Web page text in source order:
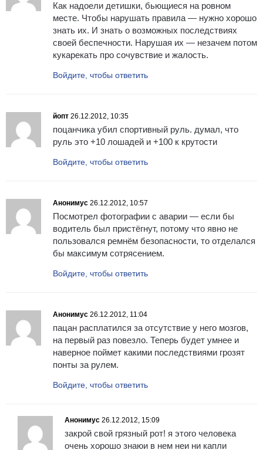
Как надоели детишки, бьющиеся на ровном
месте. Чтобы нарушать правила — нужно хорошо
знать их. И знать о возможных последствиях
своей беспечности. Нарушая их — незачем потом
кукарекать про сочувствие и жалость.
Войдите, чтобы ответить
йопт 26.12.2012, 10:35
поцанчика убил спортивный руль. думал, что
руль это +10 лошадей и +100 к крутости
Войдите, чтобы ответить
Анонимус 26.12.2012, 10:57
Посмотрел фотографии с аварии — если бы
водитель был пристёгнут, потому что явно не
пользовался ремнём безопасности, то отделался
бы максимум сотрясением.
Войдите, чтобы ответить
Анонимус 26.12.2012, 11:04
пацан расплатился за отсутствие у него мозгов,
на первый раз повезло. Теперь будет умнее и
наверное поймет какими последствиями грозят
понты за рулем.
Войдите, чтобы ответить
Анонимус 26.12.2012, 15:09
закрой свой грязный рот! я этого человека
очень хорошо знаюи в нем неи ни капли